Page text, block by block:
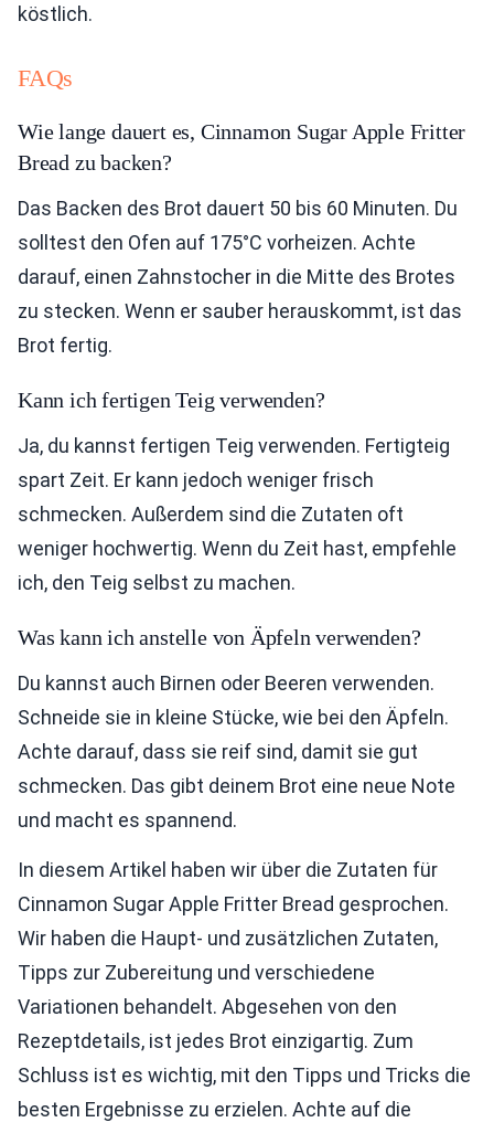
köstlich.
FAQs
Wie lange dauert es, Cinnamon Sugar Apple Fritter
Bread zu backen?
Das Backen des Brot dauert 50 bis 60 Minuten. Du
solltest den Ofen auf 175°C vorheizen. Achte
darauf, einen Zahnstocher in die Mitte des Brotes
zu stecken. Wenn er sauber herauskommt, ist das
Brot fertig.
Kann ich fertigen Teig verwenden?
Ja, du kannst fertigen Teig verwenden. Fertigteig
spart Zeit. Er kann jedoch weniger frisch
schmecken. Außerdem sind die Zutaten oft
weniger hochwertig. Wenn du Zeit hast, empfehle
ich, den Teig selbst zu machen.
Was kann ich anstelle von Äpfeln verwenden?
Du kannst auch Birnen oder Beeren verwenden.
Schneide sie in kleine Stücke, wie bei den Äpfeln.
Achte darauf, dass sie reif sind, damit sie gut
schmecken. Das gibt deinem Brot eine neue Note
und macht es spannend.
In diesem Artikel haben wir über die Zutaten für
Cinnamon Sugar Apple Fritter Bread gesprochen.
Wir haben die Haupt- und zusätzlichen Zutaten,
Tipps zur Zubereitung und verschiedene
Variationen behandelt. Abgesehen von den
Rezeptdetails, ist jedes Brot einzigartig. Zum
Schluss ist es wichtig, mit den Tipps und Tricks die
besten Ergebnisse zu erzielen. Achte auf die